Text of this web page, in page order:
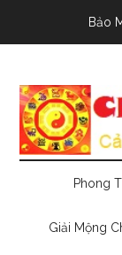
Bảo
Phong
Giải Mộng